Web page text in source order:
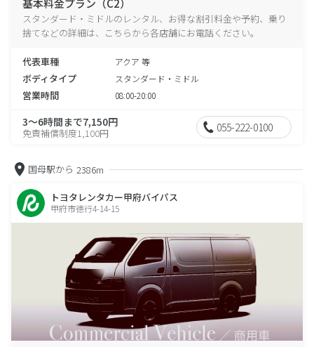
基本料金プラン（C2）
スタンダード・ミドルのレンタル、お得な割引料金や予約、乗り
捨てなどの詳細は、こちらから各店舗にお電話ください。
代表車種 アクア 等
ボディタイプ スタンダード・ミドル
営業時間 08:00-20:00
3～6時間まで7,150円
免責補償制度1,100円 055-222-0100
国母駅から 2386m
トヨタレンタカー甲府バイパス
甲府市徳行4-14-15